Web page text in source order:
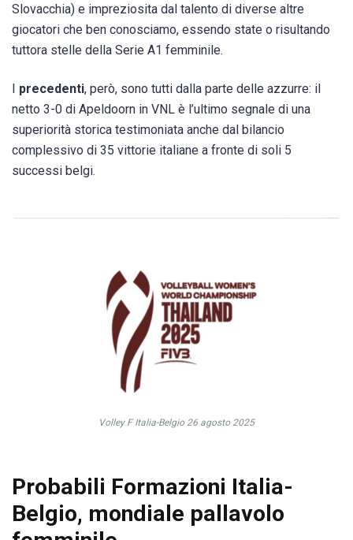
Slovacchia) e impreziosita dal talento di diverse altre
giocatori che ben conosciamo, essendo state o risultando
tuttora stelle della Serie A1 femminile.
I precedenti, però, sono tutti dalla parte delle azzurre: il
netto 3-0 di Apeldoorn in VNL è l’ultimo segnale di una
superiorità storica testimoniata anche dal bilancio
complessivo di 35 vittorie italiane a fronte di soli 5
successi belgi.
Volley F Italia-Belgio 26 agosto 2025
Probabili Formazioni Italia-
Belgio, mondiale pallavolo